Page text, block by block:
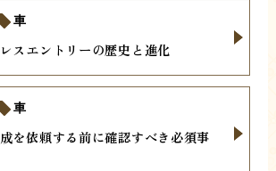
スエントリーの歴史と進化
車
を依頼する前に確認すべき必須事
車